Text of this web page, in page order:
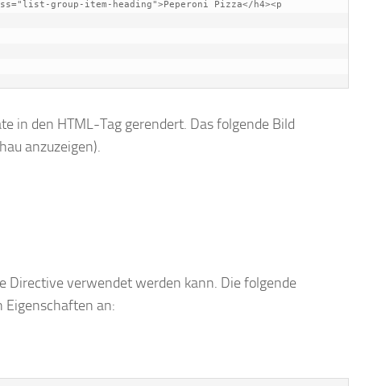
in den HTML-Tag gerendert. Das folgende Bild
anzuzeigen).
verwendet werden kann. Die folgende
Eigenschaften an: